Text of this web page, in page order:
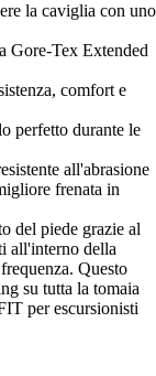
la caviglia con uno
Gore-Tex Extended
comfort e
perfetto durante le
all'abrasione
frenata in
del piede grazie al
all'interno della
Questo
su tutta la tomaia
per escursionisti